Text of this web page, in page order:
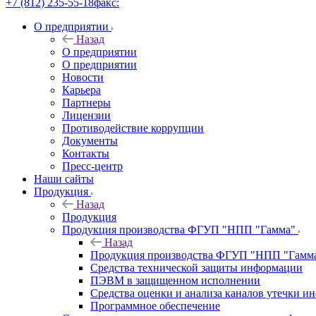
+7 (812) 235-55-18факс:
О предприятии
Назад
О предприятии
О предприятии
Новости
Карьера
Партнеры
Лицензии
Противодействие коррупции
Документы
Контакты
Пресс-центр
Наши сайты
Продукция
Назад
Продукция
Продукция производства ФГУП "НПП "Гамма"
Назад
Продукция производства ФГУП "НПП
Средства технической защиты информации
ПЭВМ в защищенном исполнении
Средства оценки и анализа каналов утечки
Программное обеспечение